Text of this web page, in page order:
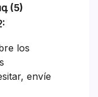
(5)
los
envíe